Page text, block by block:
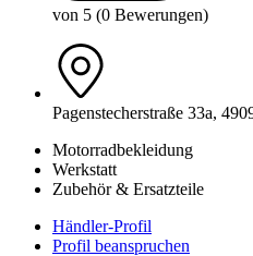
von 5 (0 Bewerungen)
Pagenstecherstraße 33a,
Motorradbekleidung
Werkstatt
Zubehör & Ersatzteile
Händler-Profil
Profil beanspruchen